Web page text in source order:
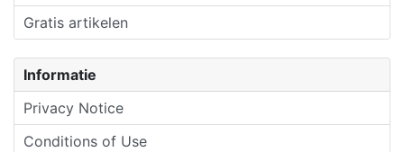
Gratis artikelen
Informatie
Privacy Notice
Conditions of Use